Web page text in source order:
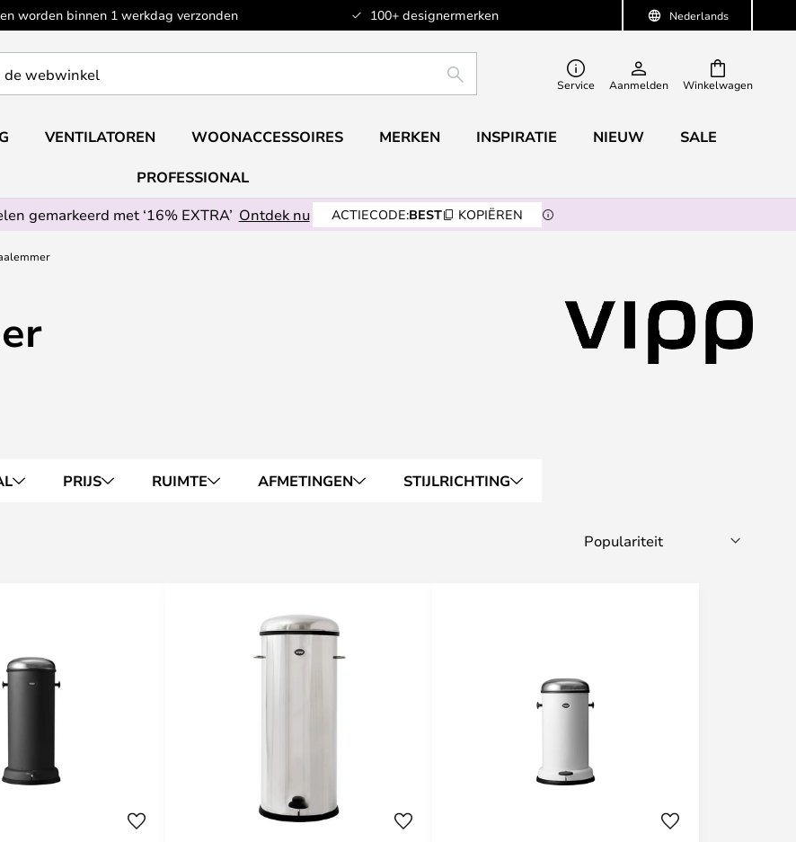
Nederlands
worden binnen 1 werkdag verzonden 100+ designermerken
Winkelwagen
ZOEKEN Service Aanmelden
VENTILATOREN WOONACCESSOIRES MERKEN INSPIRATIE NIEUW SALE
PROFESSIONAL
gemarkeerd met ‘16% EXTRA’ Ontdek nu ACTIECODE:BEST KOPIËREN
PRIJS RUIMTE AFMETINGEN STIJLRICHTING